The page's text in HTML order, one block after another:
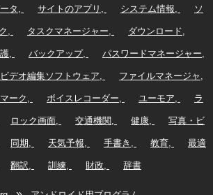
タ サイトのアプリ システム情報 ソ
タスクマネージャー ダウンロード
バックアップ パスワードマネージャー
ビデオ編集ソフトウェア ファイルマネージャ
ーク ボイスレコーダー ユーモア ラ
ロック画面 交通機関 健康 写真・ビ
同期 天気予報 手書き 教育 最適
翻訳 訓練 財政 辞書